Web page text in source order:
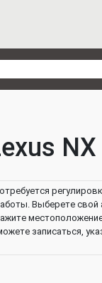
NX
Выберете свой
записаться,